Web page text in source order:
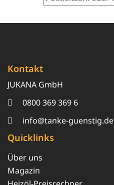
Kontakt
JUKANA GmbH
0800 369 369 6
info@tanke-guenstig.de
Quicklinks
Über uns
Magazin